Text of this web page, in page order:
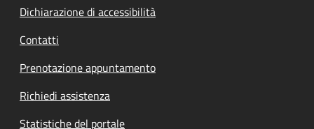
Dichiarazione di accessibilità
Contatti
Prenotazione appuntamento
Richiedi assistenza
Statistiche del portale